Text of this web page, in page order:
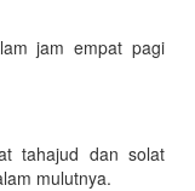
jam empat pagi
tahajud dan solat
mulutnya.